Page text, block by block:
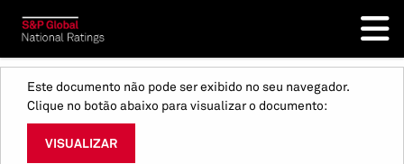
Este documento não pode ser exibido no seu navegador.
Clique no botão abaixo para visualizar o documento:
VISUALIZAR